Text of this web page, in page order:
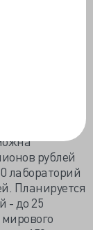
5 до 150
– независимо
журнале.
рублей
лабораторий
Планируется
- до 25